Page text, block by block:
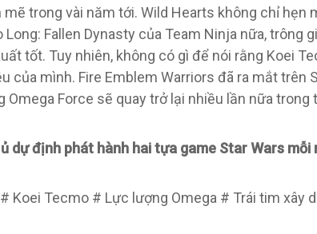
trong vài năm tới. Wild Hearts không chỉ hẹn
Long: Fallen Dynasty của Team Ninja nữa, trông
tốt. Tuy nhiên, không có gì để nói rằng Koei
của mình. Fire Emblem Warriors đã ra mắt trên
Omega Force sẽ quay trở lại nhiều lần nữa trong
dự định phát hành hai tựa game Star Wars mỗi
Koei Tecmo # Lực lượng Omega # Trái tim xây